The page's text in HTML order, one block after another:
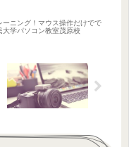
ーニング！マウス操作だけでで
大学パソコン教室茂原校